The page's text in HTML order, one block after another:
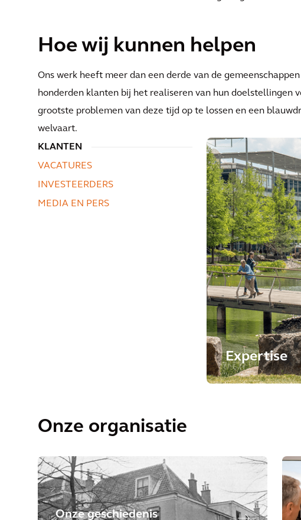
Hoe wij kunnen helpen
Ons werk heeft meer dan een derde van de
honderden klanten bij het realiseren van hun doelstellingen
grootste problemen van deze tijd op te lossen en een
welvaart.
KLANTEN
VACATURES
INVESTEERDERS
MEDIA EN PERS
Expertise
Onze organisatie
Onze geschiedenis